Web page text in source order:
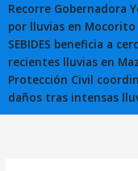
Recorre Gobernadora
por lluvias en Mocorito
SEBIDES beneficia a
recientes lluvias en
Protección Civil
daños tras intensas